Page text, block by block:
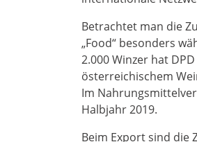
Betrachtet man die
„Food“ besonders
2.000 Winzer hat
österreichischem
Im
Halbjahr 2019.
Beim Export sind die